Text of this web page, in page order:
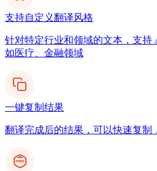
支持自定义翻译风格
针对特定行业和领域的文本，支持
如医疗、金融领域
一键复制结果
翻译完成后的结果，可以快速复制